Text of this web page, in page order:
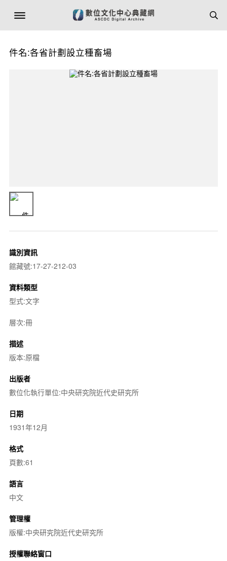
件名:各省計劃設立種畜場
識別資訊
館藏號:17-27-212-03
資料類型
型式:文字
層次:冊
描述
版本:原檔
出版者
數位化執行單位:中央研究院近代史研究所
日期
1931年12月
格式
頁數:61
語言
中文
管理權
版權:中央研究院近代史研究所
授權聯絡窗口